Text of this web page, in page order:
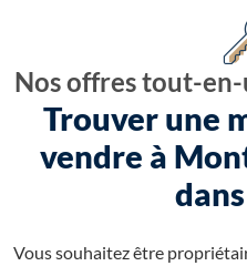
Nos offres tout-
Trouver une
vendre à
Vous souhaitez être